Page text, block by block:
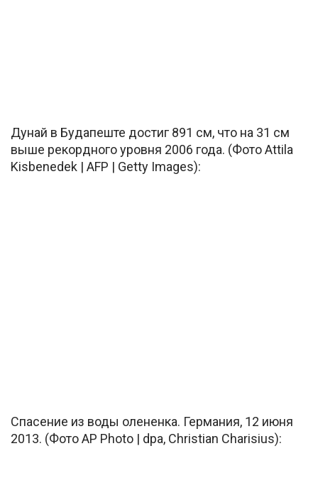
Дунай в Будапеште достиг 891 см, что на 31 см
выше рекордного уровня 2006 года. (Фото Attila
Kisbenedek | AFP | Getty Images):
Спасение из воды олененка. Германия, 12 июня
2013. (Фото AP Photo | dpa, Christian Charisius):